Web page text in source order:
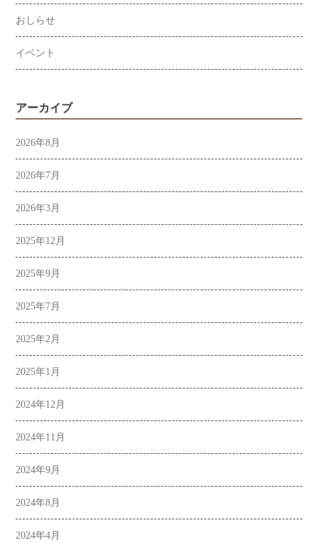
おしらせ
イベント
アーカイブ
2026年8月
2026年7月
2026年3月
2025年12月
2025年9月
2025年7月
2025年2月
2025年1月
2024年12月
2024年11月
2024年9月
2024年8月
2024年4月